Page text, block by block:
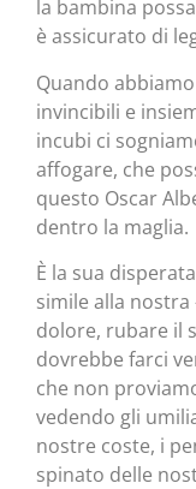
la bambina
è assicurato di
Quando
invincibili e
incubi ci
affogare, che
questo Oscar
dentro la maglia.
È la sua
simile alla
dolore, rubare il
dovrebbe farci
che non
vedendo gli
nostre coste, i
spinato delle